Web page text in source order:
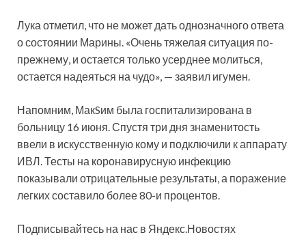
Лука отметил, что не может датьоднозначного ответа
о состоянии Марины. «Очень тяжелая ситуация по-
прежнему, и остается только усерднее молиться,
остается надеяться на чудо», — заявил игумен.
Напомним, МакSим была госпитализирована в
больницу 16 июня. Спустя три дня знаменитость
ввели в искусственную кому и подключили к аппарату
ИВЛ. Тесты на коронавирусную инфекцию
показывали отрицательные результаты, а поражение
легких составило более 80-и процентов.
Подписывайтесь на нас в Яндекс.Новостях